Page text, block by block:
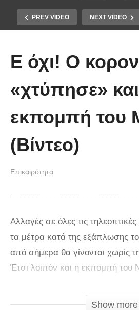
PREV VIDEO NEXT VIDEO
πρώτη στιγμή και
νοηματική με ένα μικρό
Ε όχι! Ο
«χτύπησε»
εκπομπή του
(Βίντεο)
Επικαιρότητα
Αλλαγές σε όλες τις
τα μέτρα κατά της εξάπλωσης
από σήμερα θα γίνονται χωρίς
Έτσι λοιπόν και η εκπομπή του
και ο παρουσιαστής και
Show more